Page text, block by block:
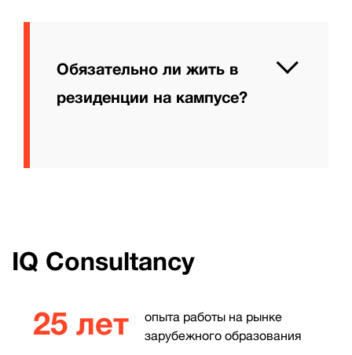
Обязательно ли жить в
резиденции на кампусе?
IQ Consultancy
25 лет
опыта работы на рынке
зарубежного образования